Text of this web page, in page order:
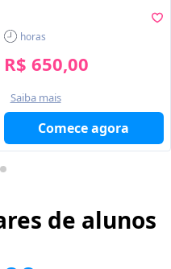
horas
R$ 650,00
Saiba mais
Comece agora
de alunos